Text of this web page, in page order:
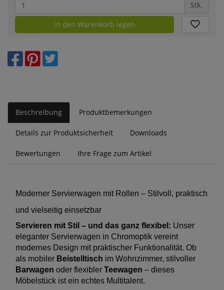
Stk.
in den Warenkorb legen
Beschreibung Produktbemerkungen
Details zur Produktsicherheit Downloads
Bewertungen Ihre Frage zum Artikel
Moderner Servierwagen mit Rollen – Stilvoll, praktisch
und vielseitig einsetzbar
Servieren mit Stil – und das ganz flexibel: Unser
eleganter Servierwagen in Chromoptik vereint
modernes Design mit praktischer Funktionalität. Ob
als mobiler Beistelltisch im Wohnzimmer, stilvoller
Barwagen oder flexibler Teewagen – dieses
Möbelstück ist ein echtes Multitalent.